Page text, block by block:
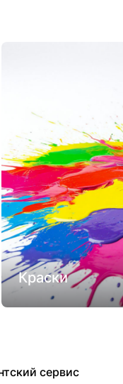
Краски
сервис